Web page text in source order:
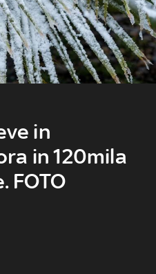
in
in 120mila
FOTO